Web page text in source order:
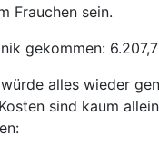
Frauchen sein.
gekommen:
alles wieder
sind kaum